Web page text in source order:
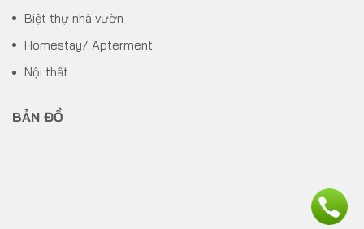
Biệt thự nhà vườn
Homestay/ Apterment
Nội thất
BẢN ĐỒ